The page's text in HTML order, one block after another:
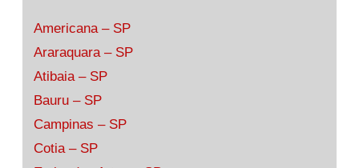
Americana – SP
Araraquara – SP
Atibaia – SP
Bauru – SP
Campinas – SP
Cotia – SP